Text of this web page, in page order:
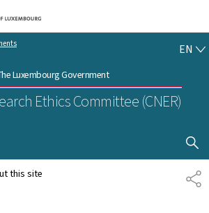
to main navigation
Go to content
Luxembourg Government
Ethics Committee (CNER)
EN
SHOW
this site